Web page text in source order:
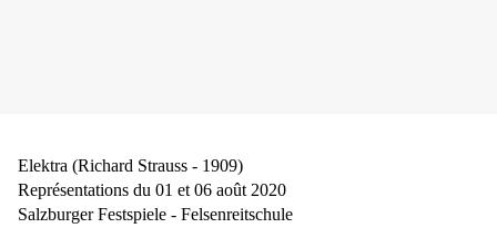
Elektra (Richard Strauss - 1909)
Représentations du 01 et 06 août 2020
Salzburger Festspiele - Felsenreitschule